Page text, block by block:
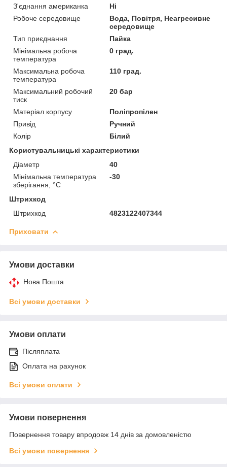
З'єднання американка
Ні
Робоче середовище
Вода, Повітря, Неагресивне
середовище
Тип приєднання
Пайка
Мінімальна робоча
температура
0 град.
Максимальна робоча
температура
110 град.
Максимальний робочий
тиск
20 бар
Матеріал корпусу
Поліпропілен
Привід
Ручний
Колір
Білий
Користувальницькі характеристики
Діаметр
40
Мінімальна температура
зберігання, °C
-30
Штрихкод
Штрихкод
4823122407344
Приховати
Умови доставки
Нова Пошта
Всі умови доставки
Умови оплати
Післяплата
Оплата на рахунок
Всі умови оплати
Умови повернення
Повернення товару впродовж 14 днів за домовленістю
Всі умови повернення